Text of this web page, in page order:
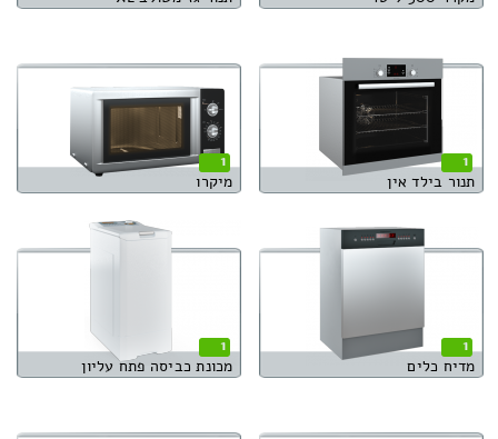
1
תנור בילד אין
1
מיקרו
1
מדיח כלים
1
מכונת כביסה פתח עליון